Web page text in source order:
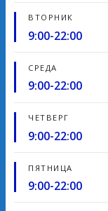
ВТОРНИК
9:00-22:00
СРЕДА
9:00-22:00
ЧЕТВЕРГ
9:00-22:00
ПЯТНИЦА
9:00-22:00